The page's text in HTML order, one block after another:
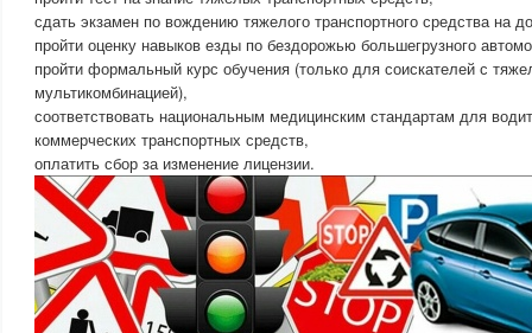
сдать экзамен по вождению тяжелого транспортного средства на
пройти оценку навыков езды по бездорожью большегрузного
пройти формальный курс обучения (только для соискателей с
мультикомбинацией),
соответствовать национальным медицинским стандартам для
коммерческих транспортных средств,
оплатить сбор за изменение лицензии.